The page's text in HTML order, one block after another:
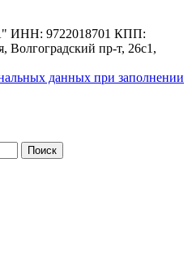
9722018701 КПП:
Волгоградский пр-т, 26с1,
данных при заполнении
Поиск